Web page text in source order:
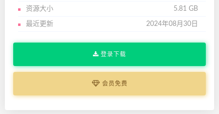
资源大小 5.81 GB
最近更新 2024年08月30日
登录下载
会员免费